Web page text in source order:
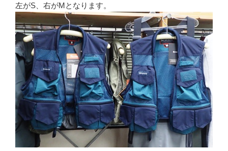
左がS、右がMとなります。